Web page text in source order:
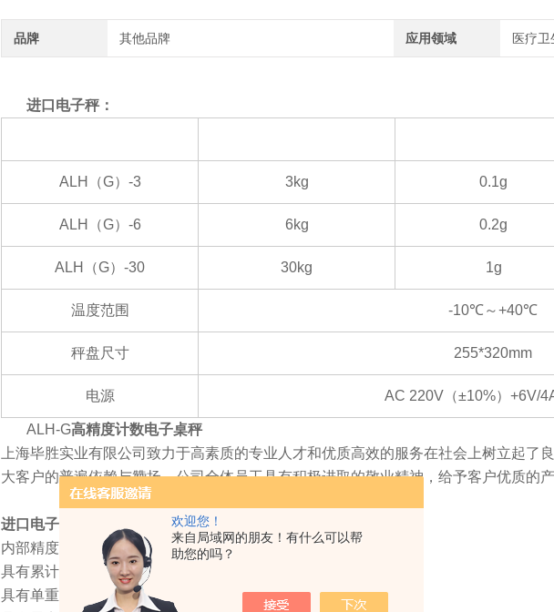
欢迎您！
来自局域网的朋友！有什么可以帮
助您的吗？
品牌 其他品牌 应用领域 医疗
进口电子秤：
ALH （G）-3 3kg 0.1g
ALH （G）-6 6kg 0.2g
ALH （G）-30 30kg 1g
温度范围 -10℃～+40℃
秤盘尺寸 255*320mm
电源 AC 220V（±10%）+6V/
ALH-G高精度计数电子桌秤
上海毕胜实业有限公司致力于高素质的专业人才和优质高效的服务在社会上树立起了
大客户的普遍依赖与赞扬。公司全体员工具有积极进取的敬业精神，给予客户优质的产
进口电子秤
内部精度高达1/600000。
具有累计次数及数量之功能。
具有单重自动平均、定量警示之功能。